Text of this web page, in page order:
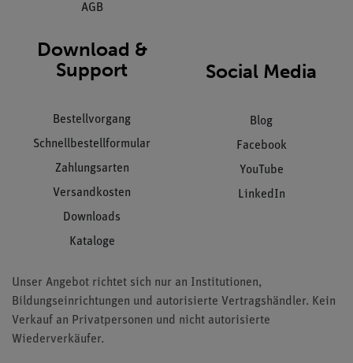
AGB
Download &
Support
Bestellvorgang
Schnellbestellformular
Zahlungsarten
Versandkosten
Downloads
Kataloge
Social Media
Blog
Facebook
YouTube
LinkedIn
Unser Angebot richtet sich nur an Institutionen,
Bildungseinrichtungen und autorisierte Vertragshändler. Kein
Verkauf an Privatpersonen und nicht autorisierte
Wiederverkäufer.